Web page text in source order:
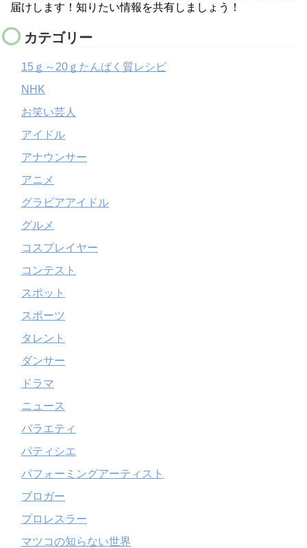
届けします！知りたい情報を共有しましょう！
カテゴリー
15ｇ～20ｇたんぱく質レシピ
NHK
お笑い芸人
アイドル
アナウンサー
アニメ
グラビアアイドル
グルメ
コスプレイヤー
コンテスト
スポット
スポーツ
タレント
ダンサー
ドラマ
ニュース
バラエティ
パティシエ
パフォーミングアーティスト
ブロガー
プロレスラー
マツコの知らない世界